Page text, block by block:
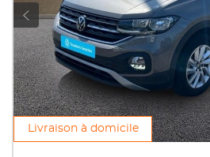
Livraison à domicile